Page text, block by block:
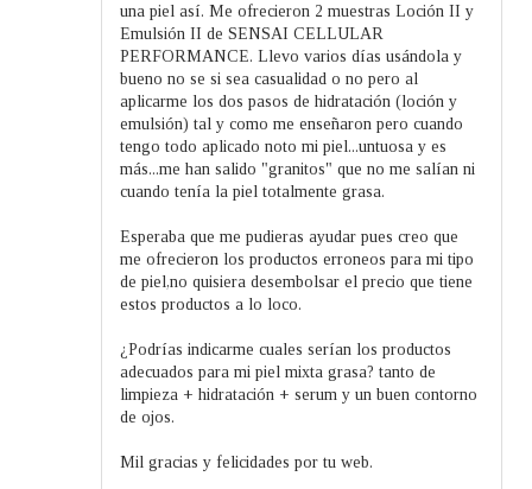
una piel así. Me ofrecieron 2 muestras Loción II y
Emulsión II de SENSAI CELLULAR
PERFORMANCE. Llevo varios días usándola y
bueno no se si sea casualidad o no pero al
aplicarme los dos pasos de hidratación (loción y
emulsión) tal y como me enseñaron pero cuando
tengo todo aplicado noto mi piel...untuosa y es
más...me han salido "granitos" que no me salían ni
cuando tenía la piel totalmente grasa.
Esperaba que me pudieras ayudar pues creo que
me ofrecieron los productos erroneos para mi tipo
de piel,no quisiera desembolsar el precio que tiene
estos productos a lo loco.
¿Podrías indicarme cuales serían los productos
adecuados para mi piel mixta grasa? tanto de
limpieza + hidratación + serum y un buen contorno
de ojos.
Mil gracias y felicidades por tu web.